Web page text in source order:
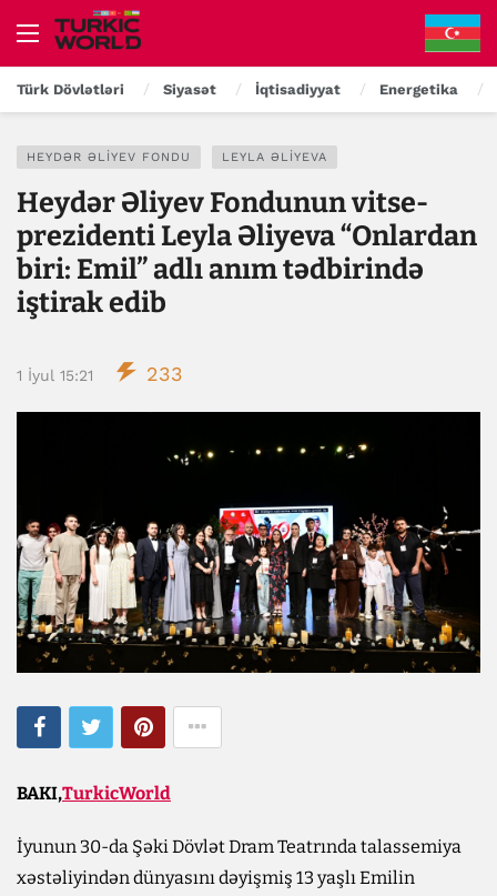
Türk Dövlətləri Siyasət İqtisadiyyat Energetika
HEYDƏR ƏLIYEV FONDU LEYLA ƏLIYEVA
Heydər Əliyev Fondunun vitse-
prezidenti Leyla Əliyeva “Onlardan
biri: Emil” adlı anım tədbirində
iştirak edib
1 İyul 15:21 233
BAKI,TurkicWorld
İyunun 30-da Şəki Dövlət Dram Teatrında talassemiya
xəstəliyindən dünyasını dəyişmiş 13 yaşlı Emilin